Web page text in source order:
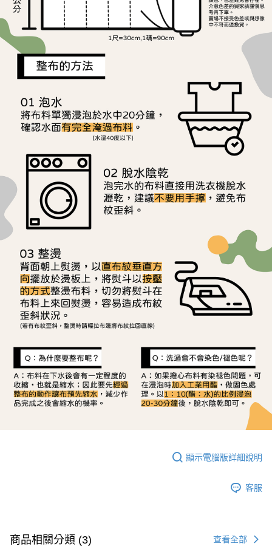
用戶於交易時，得透過本服務購買商品或服務，並由商店將買賣／分期付款
買賣價金債權讓與本公司後，依約使用本公司帳單繳交帳款。
2.基於同意付款使用「大哥付你分期」之契約關係目的，商店將以您的個人
資料（包含姓名、電話或地址）提供予台灣大哥大進項蒐集、處理及利用，
由本公司與您本人進行分期帳單所需資料之確認、核對及更正。
3.完整用戶服務條款，請詳閱以下連結：
※ 請注意：結帳手續完成當下不需立刻繳費，但若您需要取消訂單，請聯絡
購買商品的店家。未經商家同意取消之訂單仍視為有效，需透過AFTEE先享
後付繳納相關費用。
※ 交易是否成功請以「AFTEE先享後付 」之結帳頁面顯示為準，若有關於
是否繳費成功／繳費後需取消欲退款等相關疑問，請聯繫「AFTEE先享後付
客戶支援中心」https://netprotections.freshdesk.com/support/home
【注意事項】
１．透過由恩沛科技股份有限公司提供之「AFTEE先享後付」服務完成之交
易，需依本服務之必要範圍內提供個人資料，並將交易相關給付款項請求債
權轉讓予恩沛科技股份有限公司。
２．關於個人資料處理事宜，請瀏覽以下網址：
https://aftee.tw/terms/#terms3
３．未成年的使用者請事先徵得法定代理人或監護人之同意方可使用
「AFTEE先享後付」，若未經同意申辦者引起之損失，本公司不負相關責
任。
４．使用「AFTEE先享後付」時，將依據個別帳號之用戶狀況，依本公司即
時審查核予不同之上限額度；若仍有額度不足之情形，本公司將視審查結果
請求用戶進行身份認證。
５．嚴禁一人註冊多個帳號或使用他人資訊註冊。若發現惡意使用之情形，
恩沛科技股份有限公司將有權停止該用戶之使用額度並採取法律行動。
每筆NT$150，滿NT$1,500(含以上)免運費
離島宅配
每筆NT$240
顯示電腦版詳細說明
客服
商品相關分類 (3) 查看全部